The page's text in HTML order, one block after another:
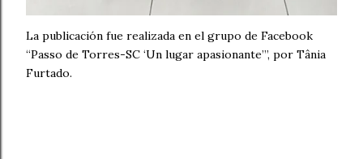
La publicación fue realizada en el grupo de Facebook
“Passo de Torres-SC ‘Un lugar apasionante’”, por Tânia
Furtado.